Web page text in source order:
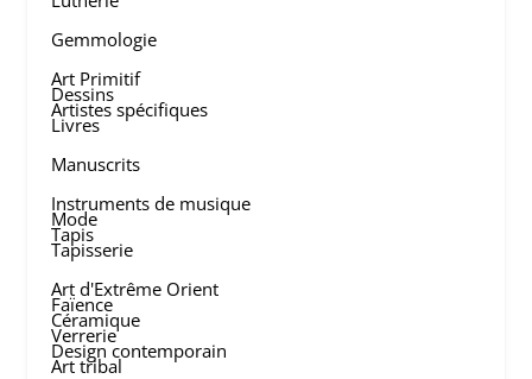
Gemmologie
Art Primitif
Dessins
Artistes spécifiques
Livres
Manuscrits
Instruments de musique
Mode
Tapis
Tapisserie
Art d'Extrême Orient
Faïence
Céramique
Verrerie
Design contemporain
Art tribal